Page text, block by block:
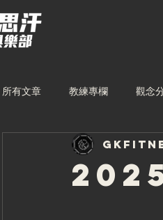
所有文章 教練專欄 觀念
林口館課表 中壢館課表